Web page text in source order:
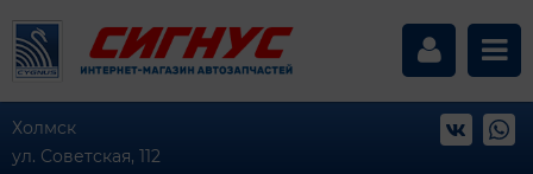
Холмск
ул. Советская, 112